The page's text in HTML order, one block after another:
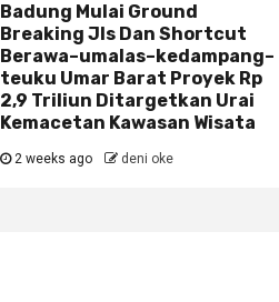
Badung Mulai Ground
Breaking Jls Dan Shortcut
Berawa–umalas–kedampang–
teuku Umar Barat Proyek Rp
2,9 Triliun Ditargetkan Urai
Kemacetan Kawasan Wisata
2 weeks ago deni oke